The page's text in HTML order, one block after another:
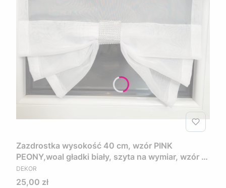
Zazdrostka wysokość 40 cm, wzór PINK
PEONY,woal gładki biały, szyta na wymiar, wzór w
kwiaty w kolorze różowo fioletowym
PRODUCENT
DEKOR
Cena
25,00 zł